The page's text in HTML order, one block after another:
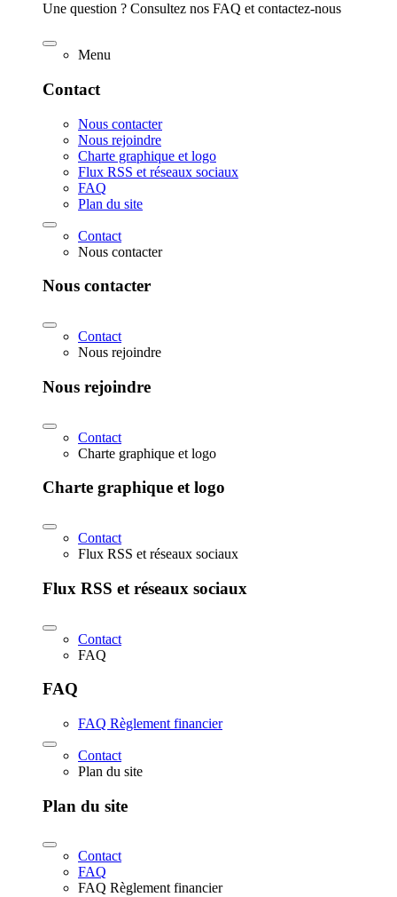
Une question ? Consultez nos FAQ et contactez-nous
Menu
Contact
Nous contacter
Nous rejoindre
Charte graphique et logo
Flux RSS et réseaux sociaux
FAQ
Plan du site
Contact
Nous contacter
Nous contacter
Contact
Nous rejoindre
Nous rejoindre
Contact
Charte graphique et logo
Charte graphique et logo
Contact
Flux RSS et réseaux sociaux
Flux RSS et réseaux sociaux
Contact
FAQ
FAQ
FAQ Règlement financier
Contact
Plan du site
Plan du site
Contact
FAQ
FAQ Règlement financier